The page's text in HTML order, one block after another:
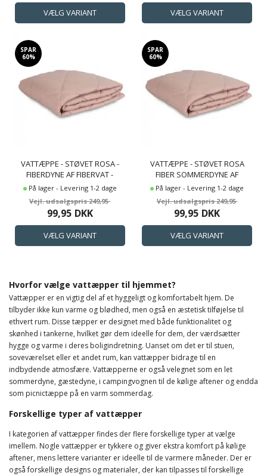
SPAR
60%
VATTÆPPE - STØVET ROSA -
FIBERDYNE AF FIBERVAT -
QUILTET TÆPPE - IN STYLE
SOMMERDYNE
På lager - Levering 1-2 dage
249,95
99,95 DKK
SPAR
60%
VATTÆPPE - STØVET ROSA
FIBER SOMMERDYNE AF
FIBERVAT - QUILTET TÆPPE -
ZEN SLEEP FIBERDYNE
På lager - Levering 1-2 dage
249,95
99,95 DKK
Hvorfor vælge vattæpper til hjemmet?
Vattæpper er en vigtig del af et hyggeligt og komfortabelt hjem. De
tilbyder ikke kun varme og blødhed, men også en æstetisk tilføjelse til
ethvert rum. Disse tæpper er designet med både funktionalitet og
skønhed i tankerne, hvilket gør dem ideelle for dem, der værdsætter
hygge og varme i deres boligindretning. Uanset om det er til stuen,
soveværelset eller et andet rum, kan vattæpper bidrage til en
indbydende atmosfære. Vattæpperne er også velegnet som en let
sommerdyne, gæstedyne, i campingvognen til de kølige aftener og endda
som picnictæppe på en varm sommerdag.
Forskellige typer af vattæpper
I kategorien af vattæpper findes der flere forskellige typer at vælge
imellem. Nogle vattæpper er tykkere og giver ekstra komfort på kølige
aftener, mens lettere varianter er ideelle til de varmere måneder. Der er
også forskellige designs og materialer, der kan tilpasses til forskellige